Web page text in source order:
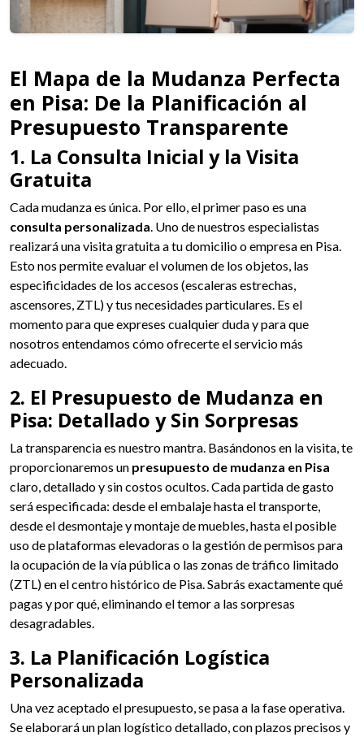
El Mapa de la Mudanza Perfecta
en Pisa: De la Planificación al
Presupuesto Transparente
1. La Consulta Inicial y la Visita
Gratuita
Cada mudanza es única. Por ello, el primer paso es una
consulta personalizada . Uno de nuestros especialistas
realizará una visita gratuita a tu domicilio o empresa en Pisa.
Esto nos permite evaluar el volumen de los objetos, las
especificidades de los accesos (escaleras estrechas,
ascensores, ZTL) y tus necesidades particulares. Es el
momento para que expreses cualquier duda y para que
nosotros entendamos cómo ofrecerte el servicio más
adecuado.
2. El Presupuesto de Mudanza en
Pisa: Detallado y Sin Sorpresas
La transparencia es nuestro mantra. Basándonos en la visita, te
proporcionaremos un presupuesto de mudanza en Pisa
claro, detallado y sin costos ocultos. Cada partida de gasto
será especificada: desde el embalaje hasta el transporte,
desde el desmontaje y montaje de muebles, hasta el posible
uso de plataformas elevadoras o la gestión de permisos para
la ocupación de la vía pública o las zonas de tráfico limitado
(ZTL) en el centro histórico de Pisa. Sabrás exactamente qué
pagas y por qué, eliminando el temor a las sorpresas
desagradables.
3. La Planificación Logística
Personalizada
Una vez aceptado el presupuesto, se pasa a la fase operativa.
Se elaborará un plan logístico detallado, con plazos precisos y